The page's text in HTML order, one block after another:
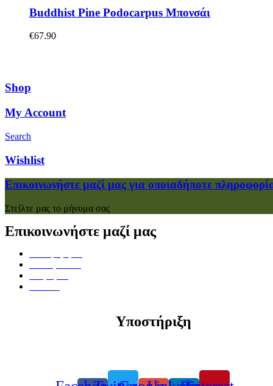
Buddhist Pine Podocarpus Μπονσάι
€67.90
Shop
My Account
Search
Wishlist
Επικοινωνήστε μαζί μας για οποιαδήποτε
Στείλτε μας το μήνυμα σας
Επικοινωνήστε μαζί μας
Υποστήριξη